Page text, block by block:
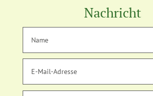
Nachricht